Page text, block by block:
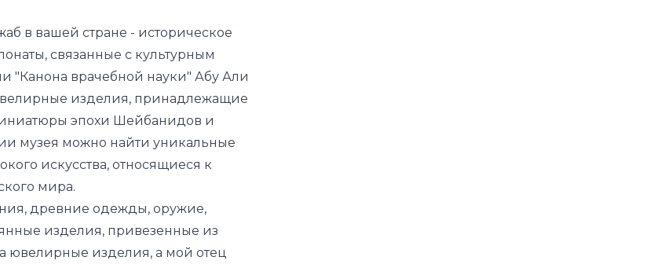
"Канона врачебной науки" Абу Али
изделия, принадлежащие
эпохи Шейбанидов и
музея можно найти уникальные
искусства, относящиеся к
мира.
древние одежды, оружие,
изделия, привезенные из
ювелирные изделия, а мой отец
Так как мои родители
в музее можно найти
Зияд Раджаб.